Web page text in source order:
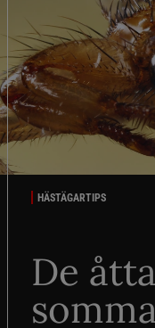
HÄSTÄGARTIPS
De åtta